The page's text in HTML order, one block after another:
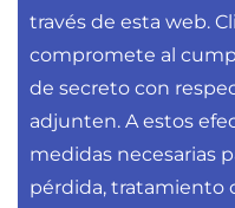
través de esta web.
compromete al
de secreto con
adjunten. A estos
medidas necesarias
pérdida, tratamiento